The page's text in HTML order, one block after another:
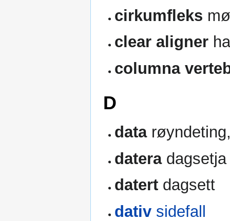
cirkumfleks
clear aligner
columna
D
data
dateradagsetja
datert dagsett
dativ sidefall